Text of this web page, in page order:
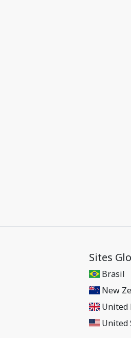
Sites
Brasil
New
United
United